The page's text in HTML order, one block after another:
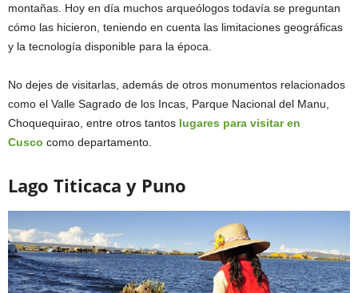
montañas. Hoy en día muchos arqueólogos todavía se preguntan
cómo las hicieron, teniendo en cuenta las limitaciones geográficas
y la tecnología disponible para la época.
No dejes de visitarlas, además de otros monumentos relacionados
como el Valle Sagrado de los Incas, Parque Nacional del Manu,
Choquequirao, entre otros tantos lugares para visitar en
Cusco como departamento.
Lago Titicaca y Puno